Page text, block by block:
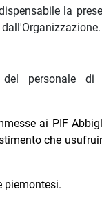
la
personale
ai PIF
che
piemontesi.